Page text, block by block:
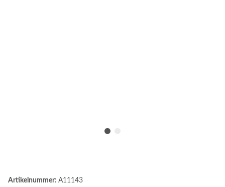
Artikelnummer: A11143